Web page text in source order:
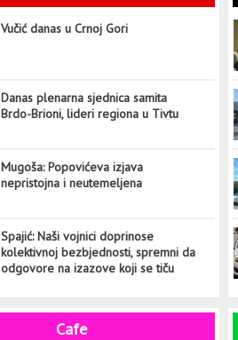
Vučić danas u Crnoj Gori
Danas plenarna sjednica samita
Brdo-Brioni, lideri regiona u Tivtu
Mugoša: Popovićeva izjava
nepristojna i neutemeljena
Spajić: Naši vojnici doprinose
kolektivnoj bezbjednosti, spremni da
odgovore na izazove koji se tiču
Cafe